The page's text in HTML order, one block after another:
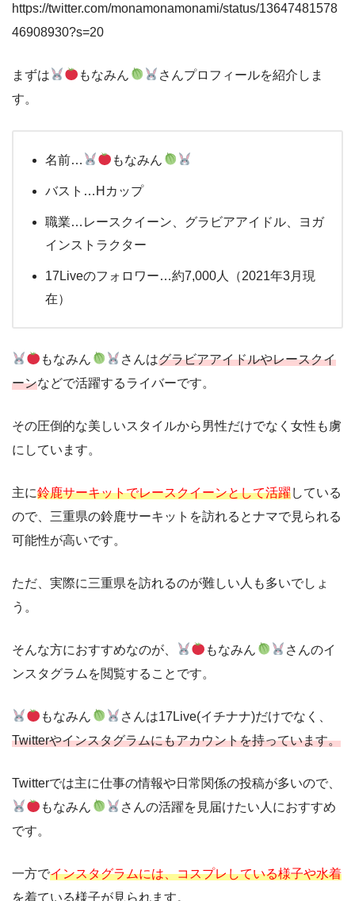
https://twitter.com/monamonamonami/status/13647481578
46908930?s=20
まずは もなみん
さんプロフィールを紹介しま
す。
名前… もなみん
バスト…Hカップ
職業…レースクイーン、グラビアアイドル、ヨガ
インストラクター
17Liveのフォロワー…約7,000人（2021年3月現
在）
もなみん さんはグラビアアイドルやレースクイ
ーンなどで活躍するライバーです。
その圧倒的な美しいスタイルから男性だけでなく女性も虜
にしています。
主に鈴鹿サーキットでレースクイーンとして活躍している
ので、三重県の鈴鹿サーキットを訪れるとナマで見られる
可能性が高いです。
ただ、実際に三重県を訪れるのが難しい人も多いでしょ
う。
そんな方におすすめなのが、 もなみん
さんのイ
ンスタグラムを閲覧することです。
もなみん
さんは17Live(イチナナ)だけでなく、
Twitterやインスタグラムにもアカウントを持っています。
Twitterでは主に仕事の情報や日常関係の投稿が多いので、
もなみん
さんの活躍を見届けたい人におすすめ
です。
一方でインスタグラムには、コスプレしている様子や水着
を着ている様子が見られます。